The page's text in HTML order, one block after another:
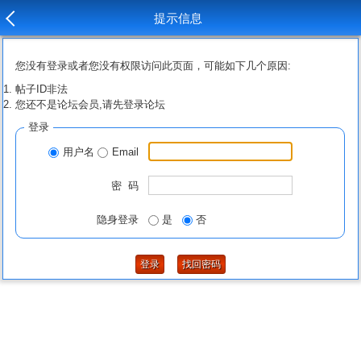
提示信息
您没有登录或者您没有权限访问此页面，可能如下几个原因:
帖子ID非法
您还不是论坛会员,请先登录论坛
登录
用户名 Email
密 码
隐身登录 是 否